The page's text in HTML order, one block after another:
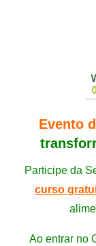
Evento
Participe da
curso
Ao entrar no